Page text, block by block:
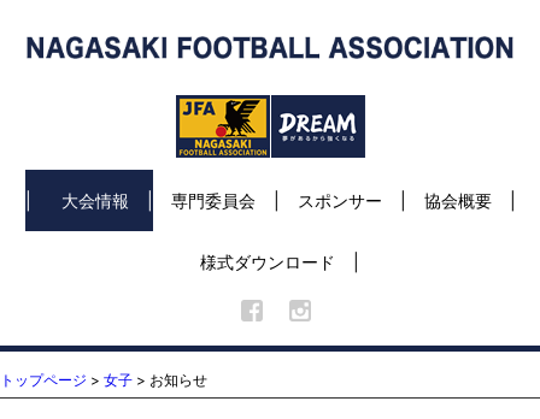
大会情報 専門委員会 スポンサー 協会概要
様式ダウンロード
トップページ > 女子 > お知らせ